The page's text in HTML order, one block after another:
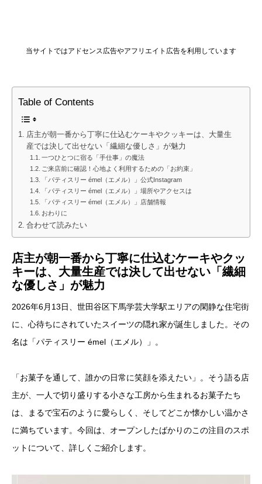
当サイトではアドセンス広告やアフリエイト広告を利用しています
Table of Contents
店主が朝一番から丁寧に仕込むケーキやクッキーは、大量生
産では決して出せない「繊細な優しさ」が魅力
一つひとつに宿る「手仕事」の魔法
ご来店前に確認！心地よく利用するための「お約束」
「パティスリー émel（エメル）」公式Instagram
「パティスリー émel（エメル）」場所やアクセスは
「パティスリー émel（エメル）」店舗情報
おわりに
合わせて読みたい
店主が朝一番から丁寧に仕込むケーキやクッ
キーは、大量生産では決して出せない「繊細
な優しさ」が魅力
2026年6月13日、世田谷区下馬学芸大学駅エリアの閑静な住宅街
に、心待ちにされていたスイーツの隠れ家が誕生しました。その
名は「パティスリー émel（エメル）」。
「お菓子を通して、誰かの日常に笑顔を添えたい」。そう語る店
主が、一人で切り盛りする小さな工房から生まれるお菓子たち
は、まるで宝石のように愛らしく、そしてどこか懐かしい温かさ
に満ちています。今回は、オープンしたばかりのこの注目のスポ
ットについて、詳しくご紹介します。